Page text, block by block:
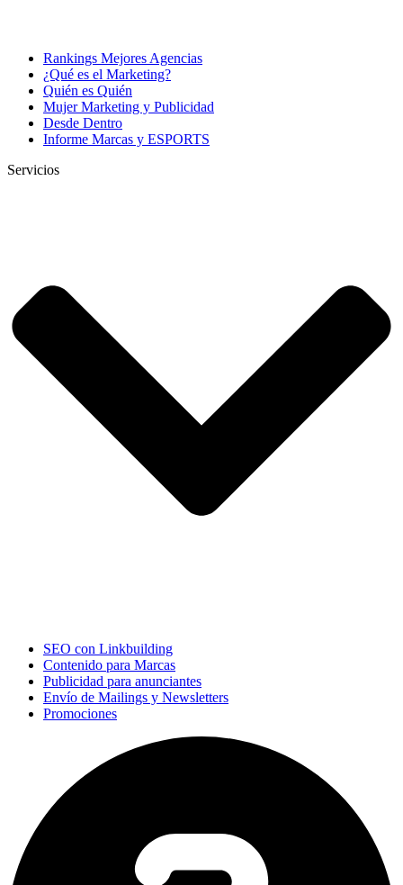
Rankings Mejores Agencias
¿Qué es el Marketing?
Quién es Quién
Mujer Marketing y Publicidad
Desde Dentro
Informe Marcas y ESPORTS
Servicios
SEO con Linkbuilding
Contenido para Marcas
Publicidad para anunciantes
Envío de Mailings y Newsletters
Promociones